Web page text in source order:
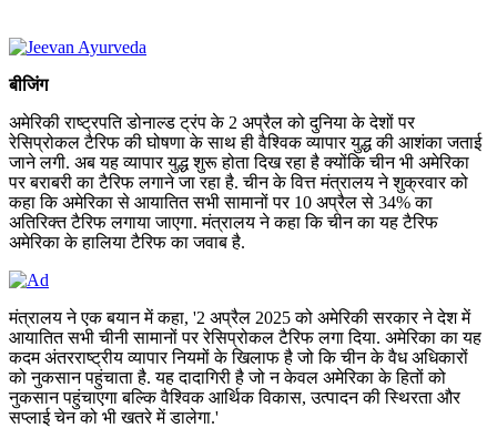
बीजिंग
अमेरिकी राष्ट्रपति डोनाल्ड ट्रंप के 2 अप्रैल को दुनिया के देशों पर
रेसिप्रोकल टैरिफ की घोषणा के साथ ही वैश्विक व्यापार युद्ध की आशंका जताई
जाने लगी. अब यह व्यापार युद्ध शुरू होता दिख रहा है क्योंकि चीन भी अमेरिका
पर बराबरी का टैरिफ लगाने जा रहा है. चीन के वित्त मंत्रालय ने शुक्रवार को
कहा कि अमेरिका से आयातित सभी सामानों पर 10 अप्रैल से 34% का
अतिरिक्त टैरिफ लगाया जाएगा. मंत्रालय ने कहा कि चीन का यह टैरिफ
अमेरिका के हालिया टैरिफ का जवाब है.
मंत्रालय ने एक बयान में कहा, '2 अप्रैल 2025 को अमेरिकी सरकार ने देश में
आयातित सभी चीनी सामानों पर रेसिप्रोकल टैरिफ लगा दिया. अमेरिका का यह
कदम अंतरराष्ट्रीय व्यापार नियमों के खिलाफ है जो कि चीन के वैध अधिकारों
को नुकसान पहुंचाता है. यह दादागिरी है जो न केवल अमेरिका के हितों को
नुकसान पहुंचाएगा बल्कि वैश्विक आर्थिक विकास, उत्पादन की स्थिरता और
सप्लाई चेन को भी खतरे में डालेगा.'